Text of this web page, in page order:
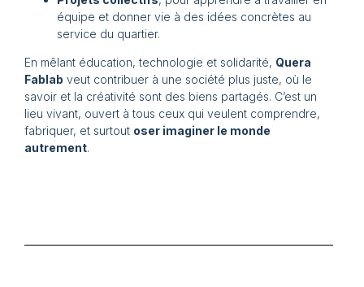
équipe et donner vie à des idées concrètes au
service du quartier.
En mêlant éducation, technologie et solidarité, Quera
Fablab veut contribuer à une société plus juste, où le
savoir et la créativité sont des biens partagés. C’est un
lieu vivant, ouvert à tous ceux qui veulent comprendre,
fabriquer, et surtout oser imaginer le monde
autrement.